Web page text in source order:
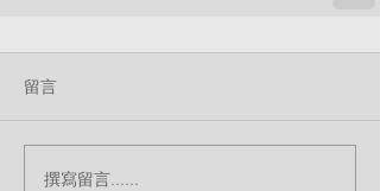
留言
撰寫留言......